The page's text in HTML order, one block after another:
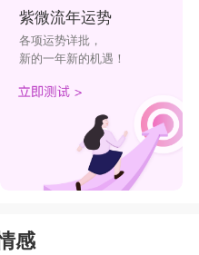
紫微流年运势
各项运势详批，
新的一年新的机遇！
感